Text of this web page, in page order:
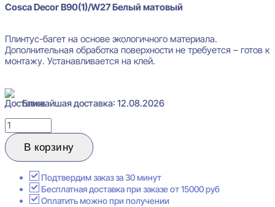
Cosca Decor B90(1)/W27 Белый матовый
Плинтус-багет на основе экологичного материала.
Дополнительная обработка поверхности не требуется – готов к
монтажу. Устанавливается на клей.
Ближайшая доставка: 12.08.2026
Количество
товара
Cosca
Decor
Белый
матовый
Плинтус-
В корзину
Подтвердим заказ за 30 минут
Бесплатная доставка при заказе от 15000 руб
Оплатить можно при получении